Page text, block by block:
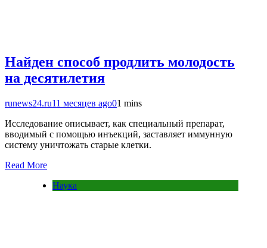
Найден способ продлить молодость
на десятилетия
runews24.ru11 месяцев ago01 mins
Исследование описывает, как специальный препарат,
вводимый с помощью инъекций, заставляет иммунную
систему уничтожать старые клетки.
Read More
Наука